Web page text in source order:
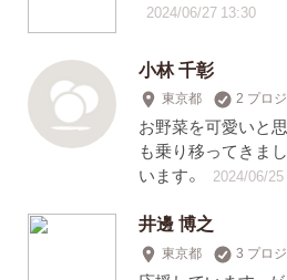
2024/06/27 13:30
小林 千彰
東京都 2 プロ
お野菜を可愛いと
も乗り移ってきま
います。
2024/06/
井邊 博之
東京都 3 プロ